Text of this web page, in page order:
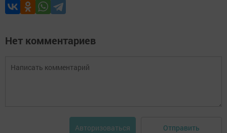
Нет комментариев
Авторизоваться Отправить